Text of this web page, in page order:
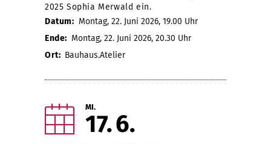
2025 Sophia Merwald ein.
Datum: Montag, 22. Juni 2026, 19.00 Uhr
Ende: Montag, 22. Juni 2026, 20.30 Uhr
Ort: Bauhaus.Atelier
MI.
17 6